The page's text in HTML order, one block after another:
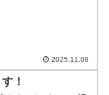
2025.11.08
！